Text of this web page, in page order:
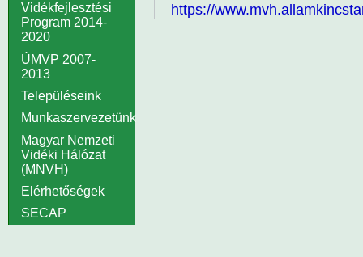
https://
Vidékfejlesztési
Program 2014-
2020
ÚMVP 2007-
2013
Településeink
Munkaszervezetünk
Magyar Nemzeti
Vidéki Hálózat
(MNVH)
Elérhetőségek
SECAP